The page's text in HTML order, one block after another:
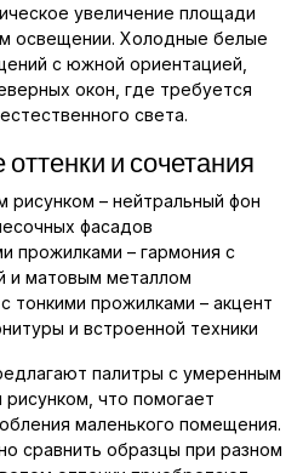
увеличение площади
освещении. Холодные белые
с южной ориентацией,
окон, где требуется
света.
и сочетания
рисунком – нейтральный фон
фасадов
прожилками – гармония с
и матовым металлом
тонкими прожилками – акцент
и встроенной техники
палитры с умеренным
что помогает
маленького помещения.
сравнить образцы при разном